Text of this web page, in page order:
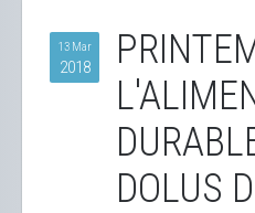
13 Mar
2018
DOLUS